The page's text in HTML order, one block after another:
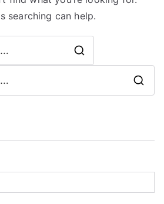
searching can help.
h